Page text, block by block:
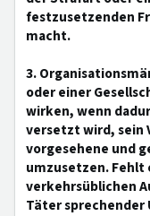
festzusetzenden
macht.
3.
oder einer
wirken, wenn
versetzt wird, sein
vorgesehene und
umzusetzen. Fehlt
verkehrsüblichen
Täter sprechender